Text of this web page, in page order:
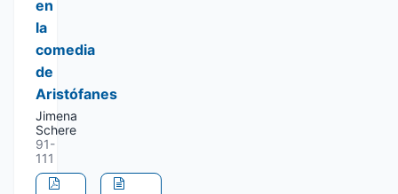
en
la
comedia
de
Aristófanes
Jimena
Schere
91-
111